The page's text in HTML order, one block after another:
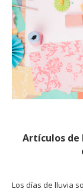
Artículos
Los días de lluvia